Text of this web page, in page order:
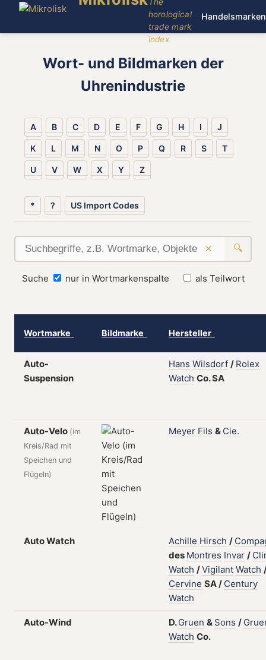
horological
trade mark
index
Handelsmarken
Wort- und Bildmarken der
Uhrenindustrie
A B C D E F G H I J
K L M N O P Q R S T
U V W X Y Z
* ? US Import Codes
× 🔍
Suche nur in Wortmarkenspalte als Teilwort
Wortmarke Bildmarke Hersteller
Auto-
Suspension
Hans Wilsdorf / Rolex
Watch Co.SA
Auto-Velo (im
Kreis/Rad mit
Speichen und
Flügeln)
Meyer Fils & Cie.
Auto Watch Achille Hirsch /
des Montres Invar /
Watch /Vigilant Watch
Cervine SA/ Century
Watch
Auto-Wind D.Gruen & Sons /
Watch Co.